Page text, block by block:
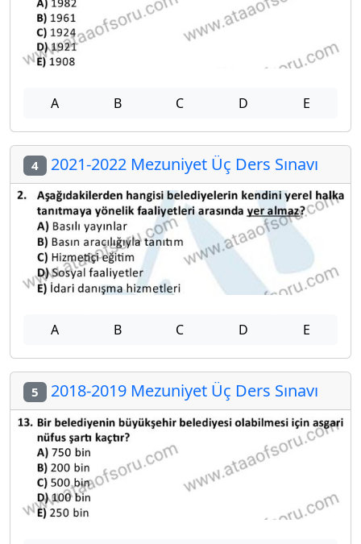
A B C D E
4 2021-2022 Mezuniyet Üç Ders Sınavı
A B C D E
5 2018-2019 Mezuniyet Üç Ders Sınavı